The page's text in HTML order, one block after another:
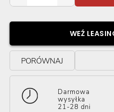
WEŹ
PORÓWNAJ
Darmowa
wysyłka
21-28 dni